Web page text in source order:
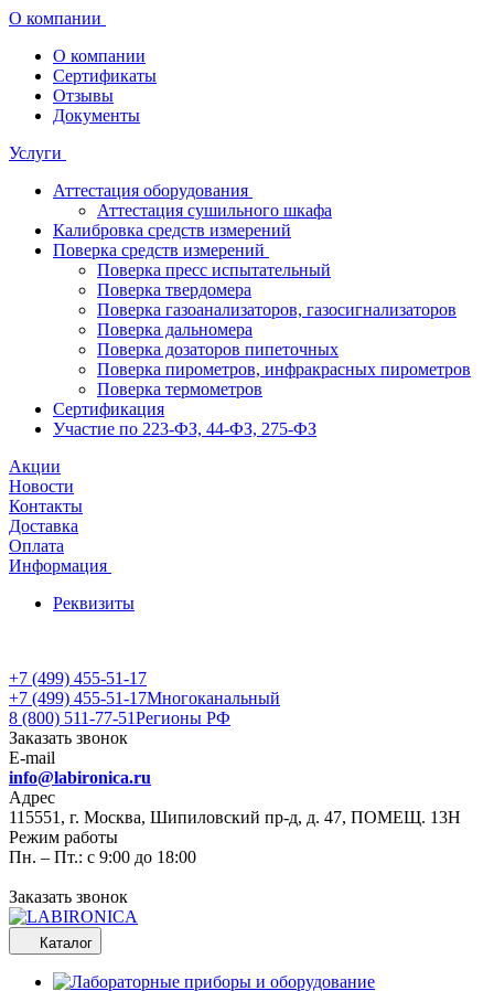
О компании
О компании
Сертификаты
Отзывы
Документы
Услуги
Аттестация оборудования
Аттестация сушильного шкафа
Калибровка средств измерений
Поверка средств измерений
Поверка пресс испытательный
Поверка твердомера
Поверка газоанализаторов, газосигнализаторов
Поверка дальномера
Поверка дозаторов пипеточных
Поверка пирометров, инфракрасных пирометров
Поверка термометров
Сертификация
Участие по 223-ФЗ, 44-ФЗ, 275-ФЗ
Акции
Новости
Контакты
Доставка
Оплата
Информация
Реквизиты
+7 (499) 455-51-17
+7 (499) 455-51-17Многоканальный
8 (800) 511-77-51Регионы РФ
Заказать звонок
E-mail
info@labironica.ru
Адрес
115551, г. Москва, Шипиловский пр-д, д. 47, ПОМЕЩ. 13Н
Режим работы
Пн. – Пт.: с 9:00 до 18:00
Заказать звонок
Каталог